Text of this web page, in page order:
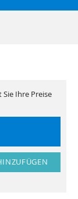
Ihre Preise